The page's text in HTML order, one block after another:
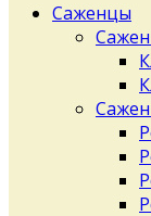
Саженцы